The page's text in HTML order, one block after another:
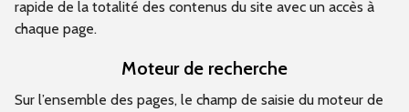
rapide de la totalité des contenus du site avec un accès à
chaque page.
Moteur de recherche
Sur l’ensemble des pages, le champ de saisie du moteur de